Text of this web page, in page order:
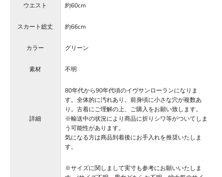
ウエスト 約60cm
スカート総丈 約66cm
カラー グリーン
素材 不明
詳細
80年代から90年代頃のイヴサンローランになりま
す。全体的に汚れあり。前身頃に小さな穴が複数あ
り。古着にご理解の上、ご購入をお願い致します。
※輸送中の状況により商品に折りシワ等がついてしま
う可能性があります。
気になる方は商品到着後にお手入れを推奨いたしま
す。
※サイズに関しまして実寸も参考にお願いいたしま